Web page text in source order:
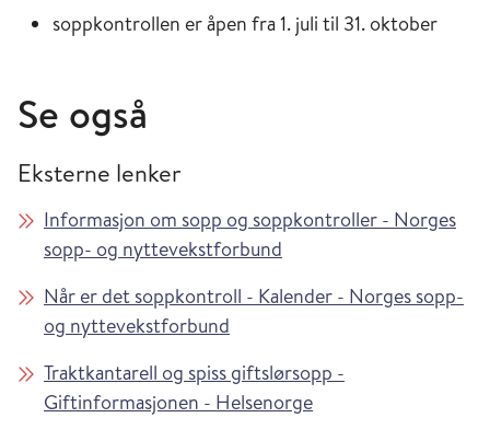
soppkontrollen er åpen fra 1. juli til 31. oktober
Se også
Eksterne lenker
Informasjon om sopp og soppkontroller - Norges
sopp- og nyttevekstforbund
Når er det soppkontroll - Kalender - Norges sopp-
og nyttevekstforbund
Traktkantarell og spiss giftslørsopp -
Giftinformasjonen - Helsenorge